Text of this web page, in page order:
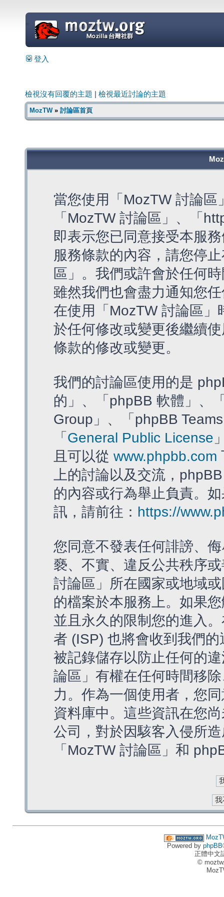
=
登入
檢視沒有回覆的主題 檢視最近討論的主題
MozTW» 討論區首頁
當您使用「MozTW 討論
「MozTW 討論區」、「
即表示您已同意接受本服
服務條款的內容，請您停
區」。我們或許會於任何
雖然我們也會盡力通知您
在使用「MozTW 討論區
於任何修改或變更後繼續
條款的修改或變更。
我們的討論區使用的是
的」、「phpBB 軟體」、
Group」、「phpBB
「 General Public License
且可以從 www.phpbb.com
上的討論以及交流，
的內容或行為舉止負責。
訊，請前往： https://
您同意不發表任何誹謗、
褻、不實、違反公共秩序
討論區」所在國家或地域
的檔案於本服務上。如果
並且永久的限制您的進入
者 (ISP) 也將會收到我們
被記錄儲存以防止任何的
論區」有權在任何時間移
力。作為一個使用者，您
資料庫中。這些資訊在您
公司，對於因駭客入侵所
「MozTW 討論區」和
Powered by phpBB
正體中文
©